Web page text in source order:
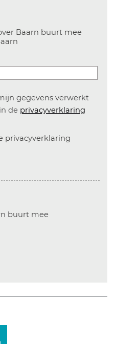
Baarn buurt mee
gegevens verwerkt
de privacyverklaring
privacyverklaring
buurt mee